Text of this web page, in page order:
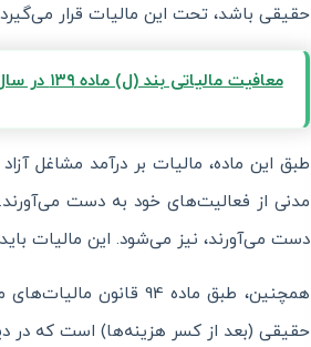
حقیقی باشد، تحت این مالیات قرار
معافیت مالیاتی بند (ل) ماده ۱۳۹ در سال 1405 و نقش لیموتکس در مدیریت صورتحساب الکترونیکی
طبق این ماده، مالیات بر درآمد مشاغل
مدنی از فعالیت‌های خود به دست
دست می‌آورند، نیز می‌شود. این مالیات
همچنین، طبق ماده 94
حقیقی (بعد از کسر هزینه‌ها) است که در